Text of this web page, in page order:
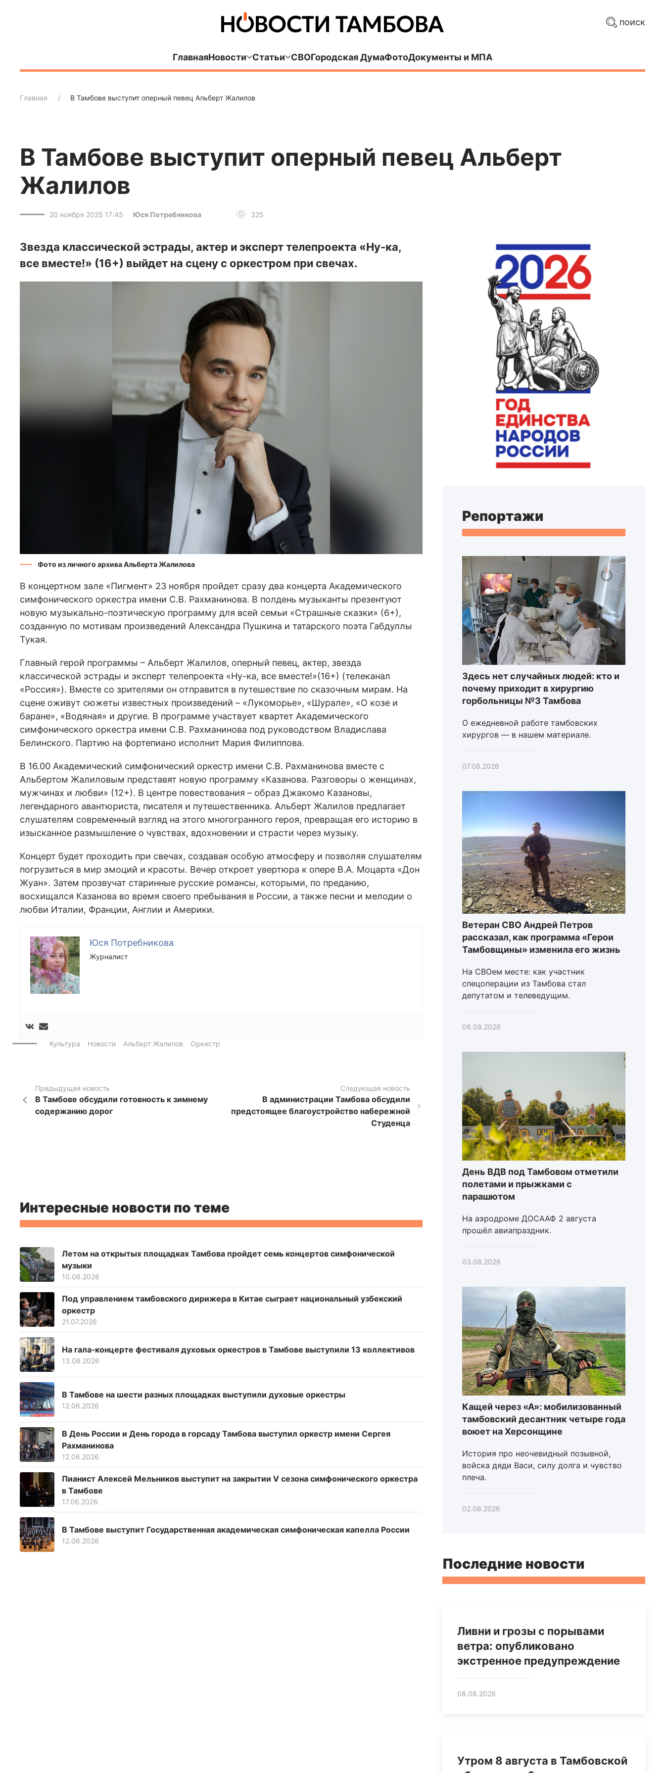
поиск
ГлавнаяНовости Статьи СВОГородская ДумаФотоДокументы и МПА
Главная В Тамбове выступит оперный певец Альберт Жалилов
В Тамбове выступит оперный певец Альберт
Жалилов
20 ноября 2025 17:45 Юся Потребникова 325
Звезда классической эстрады, актер и эксперт телепроекта «Ну-ка,
все вместе!» (16+) выйдет на сцену с оркестром при свечах.
Фото из личного архива Альберта Жалилова
В концертном зале «Пигмент» 23 ноября пройдет сразу два концерта Академического
симфонического оркестра имени С.В. Рахманинова. В полдень музыканты презентуют
новую музыкально-поэтическую программу для всей семьи «Страшные сказки» (6+),
созданную по мотивам произведений Александра Пушкина и татарского поэта Габдуллы
Тукая.
Главный герой программы – Альберт Жалилов, оперный певец, актер, звезда
классической эстрады и эксперт телепроекта «Ну-ка, все вместе!»(16+) (телеканал
«Россия»). Вместе со зрителями он отправится в путешествие по сказочным мирам. На
сцене оживут сюжеты известных произведений – «Лукоморье», «Шурале», «О козе и
баране», «Водяная» и другие. В программе участвует квартет Академического
симфонического оркестра имени С.В. Рахманинова под руководством Владислава
Белинского. Партию на фортепиано исполнит Мария Филиппова.
В 16.00 Академический симфонический оркестр имени С.В. Рахманинова вместе с
Альбертом Жалиловым представят новую программу «Казанова. Разговоры о женщинах,
мужчинах и любви» (12+). В центре повествования – образ Джакомо Казановы,
легендарного авантюриста, писателя и путешественника. Альберт Жалилов предлагает
слушателям современный взгляд на этого многогранного героя, превращая его историю в
изысканное размышление о чувствах, вдохновении и страсти через музыку.
Концерт будет проходить при свечах, создавая особую атмосферу и позволяя слушателям
погрузиться в мир эмоций и красоты. Вечер откроет увертюра к опере В.А. Моцарта «Дон
Жуан». Затем прозвучат старинные русские романсы, которыми, по преданию,
восхищался Казанова во время своего пребывания в России, а также песни и мелодии о
любви Италии, Франции, Англии и Америки.
Юся Потребникова
Журналист
Культура Новости Альберт Жалилов Оркестр
Предыдущая новость
В Тамбове обсудили готовность к зимнему
содержанию дорог
Следующая новость
В администрации Тамбова обсудили
предстоящее благоустройство набережной
Студенца
Интересные новости по теме
Летом на открытых площадках Тамбова пройдет семь концертов симфонической
музыки
10.06.2026
Под управлением тамбовского дирижера в Китае сыграет национальный узбекский
оркестр
21.07.2026
На гала‑концерте фестиваля духовых оркестров в Тамбове выступили 13 коллективов
13.06.2026
В Тамбове на шести разных площадках выступили духовые оркестры
12.06.2026
В День России и День города в горсаду Тамбова выступил оркестр имени Сергея
Рахманинова
12.06.2026
Пианист Алексей Мельников выступит на закрытии V сезона симфонического оркестра
в Тамбове
17.06.2026
В Тамбове выступит Государственная академическая симфоническая капелла России
12.06.2026
Репортажи
Здесь нет случайных людей: кто и
почему приходит в хирургию
горбольницы №3 Тамбова
О ежедневной работе тамбовских
хирургов — в нашем материале.
07.08.2026
Ветеран СВО Андрей Петров
рассказал, как программа «Герои
Тамбовщины» изменила его жизнь
На СВОем месте: как участник
спецоперации из Тамбова стал
депутатом и телеведущим.
06.08.2026
День ВДВ под Тамбовом отметили
полетами и прыжками с
парашютом
На аэродроме ДОСААФ 2 августа
прошёл авиапраздник.
03.08.2026
Кащей через «А»: мобилизованный
тамбовский десантник четыре года
воюет на Херсонщине
История про неочевидный позывной,
войска дяди Васи, силу долга и чувство
плеча.
02.08.2026
Последние новости
Ливни и грозы с порывами
ветра: опубликовано
экстренное предупреждение
08.08.2026
Утром 8 августа в Тамбовской